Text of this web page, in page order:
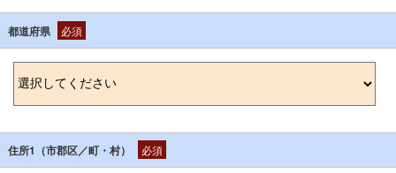
都道府県 必須
住所1（市郡区／町・村） 必須